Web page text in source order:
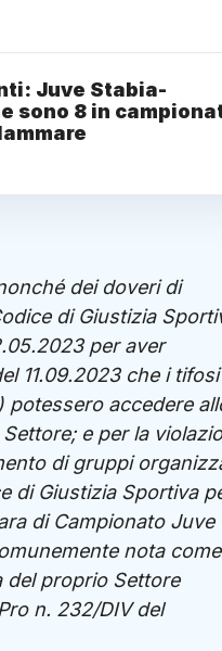
Juve Stabia-
sono 8 in
dei doveri di
di Giustizia
per aver
11.09.2023 che i tifosi
potessero accedere
e per la
di gruppi
di Giustizia Sportiva
di Campionato Juve
nota come
del proprio Settore
n. 232/DIV del